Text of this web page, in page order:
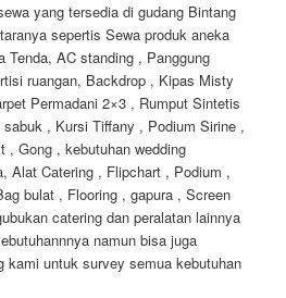
yang tersedia di gudang Bintang
sepertis Sewa produk aneka
Tenda, AC standing , Panggung
ruangan, Backdrop , Kipas Misty
Permadani 2×3 , Rumput Sintetis
, Kursi Tiffany , Podium Sirine ,
, Gong , kebutuhan wedding
Alat Catering , Flipchart , Podium ,
bulat , Flooring , gapura , Screen
catering dan peralatan lainnya
namun bisa juga
kami untuk survey semua kebutuhan